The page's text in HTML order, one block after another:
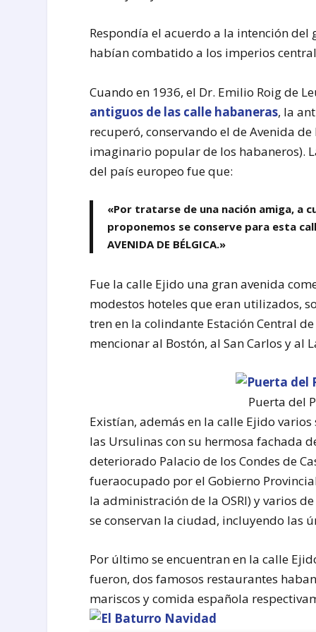
Respondía el acuerdo a la intención
habían combatido a los imperios
Cuando en 1936, el Dr. Emilio Roig de
antiguos de las calle habaneras, la
recuperó, conservando el de Avenida
imaginario popular de los habaneros).
del país europeo fue que:
«Por tratarse de una nación amiga, a
proponemos se conserve para esta
AVENIDA DE BÉLGICA.»
Fue la calle Ejido una gran avenida
modestos hoteles que eran utilizados,
tren en la colindante Estación Central
mencionar al Bostón, al San Carlos y al
Puerta del
Existían, además en la calle Ejido
las Ursulinas con su hermosa fachada
deteriorado Palacio de los Condes de
fueraocupado por el Gobierno
la administración de la OSRI) y varios
se conservan la ciudad, incluyendo las
Por último se encuentran en la calle
fueron, dos famosos restaurantes
mariscos y comida española